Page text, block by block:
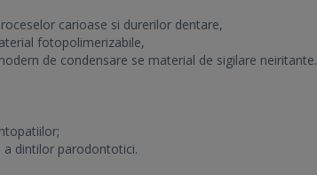
carioase si durerilor dentare,
fotopolimerizabile,
de condensare se material de sigilare neiritante.
a dintilor parodontotici.